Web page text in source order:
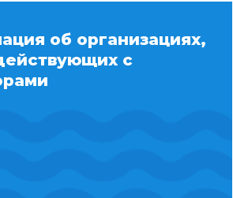
об организациях,
с